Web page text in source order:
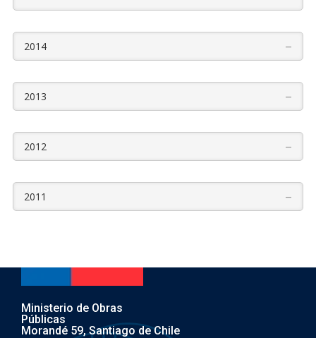
2014 –
2013 –
2012 –
2011 –
Ministerio de Obras
Públicas
Morandé 59, Santiago de Chile